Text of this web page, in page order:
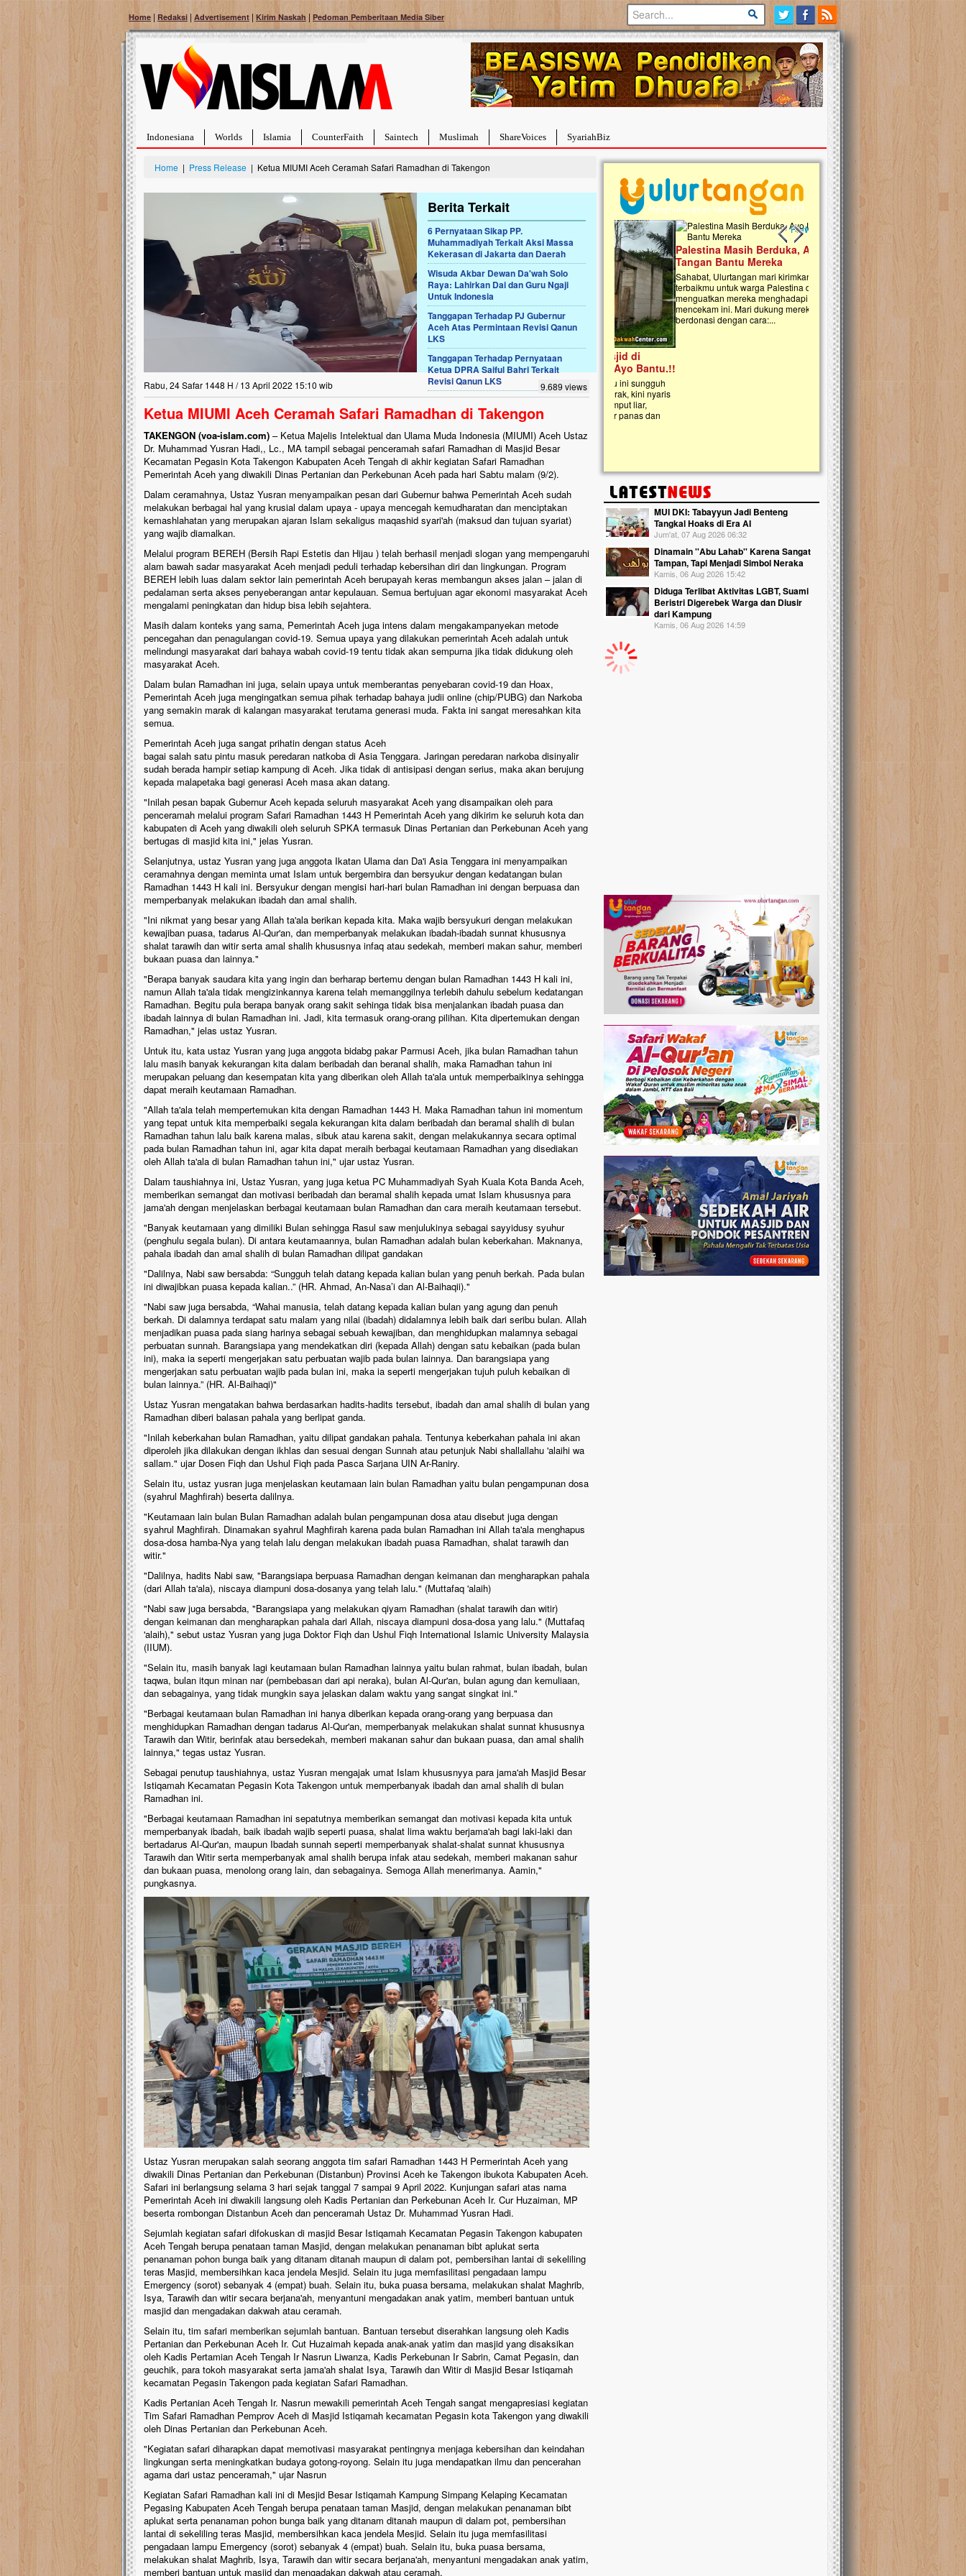
Home | Redaksi | Advertisement | Kirim Naskah | Pedoman Pemberitaan Media Siber
Indonesiana Worlds Islamia CounterFaith Saintech Muslimah ShareVoices SyariahBiz
Home | Press Release | Ketua MIUMI Aceh Ceramah Safari Ramadhan di Takengon
Berita Terkait
6 Pernyataan Sikap PP.
Muhammadiyah Terkait Aksi Massa
Kekerasan di Jakarta dan Daerah
Wisuda Akbar Dewan Da'wah Solo
Raya: Lahirkan Dai dan Guru Ngaji
Untuk Indonesia
Tanggapan Terhadap PJ Gubernur
Aceh Atas Permintaan Revisi Qanun
LKS
Tanggapan Terhadap Pernyataan
Ketua DPRA Saiful Bahri Terkait
Revisi Qanun LKS
Rabu, 24 Safar 1448 H / 13 April 2022 15:10 wib 9.689 views
Ketua MIUMI Aceh Ceramah Safari Ramadhan di Takengon
TAKENGON (voa-islam.com) – Ketua Majelis Intelektual dan Ulama Muda Indonesia (MIUMI) Aceh Ustaz
Dr. Muhammad Yusran Hadi,, Lc., MA tampil sebagai penceramah safari Ramadhan di Masjid Besar
Kecamatan Pegasin Kota Takengon Kabupaten Aceh Tengah di akhir kegiatan Safari Ramadhan
Pemerintah Aceh yang diwakili Dinas Pertanian dan Perkebunan Aceh pada hari Sabtu malam (9/2).
Dalam ceramahnya, Ustaz Yusran menyampaikan pesan dari Gubernur bahwa Pemerintah Aceh sudah
melakukan berbagai hal yang krusial dalam upaya - upaya mencegah kemudharatan dan menciptakan
kemashlahatan yang merupakan ajaran Islam sekaligus maqashid syari'ah (maksud dan tujuan syariat)
yang wajib diamalkan.
Melalui program BEREH (Bersih Rapi Estetis dan Hijau ) telah berhasil menjadi slogan yang mempengaruhi
alam bawah sadar masyarakat Aceh menjadi peduli terhadap kebersihan diri dan lingkungan. Program
BEREH lebih luas dalam sektor lain pemerintah Aceh berupayah keras membangun akses jalan – jalan di
pedalaman serta akses penyeberangan antar kepulauan. Semua bertujuan agar ekonomi masyarakat Aceh
mengalami peningkatan dan hidup bisa lebih sejahtera.
Masih dalam konteks yang sama, Pemerintah Aceh juga intens dalam mengakampanyekan metode
pencegahan dan penagulangan covid-19. Semua upaya yang dilakukan pemerintah Aceh adalah untuk
melindungi masyarakat dari bahaya wabah covid-19 tentu tidak akan sempurna jika tidak didukung oleh
masyarakat Aceh.
Dalam bulan Ramadhan ini juga, selain upaya untuk memberantas penyebaran covid-19 dan Hoax,
Pemerintah Aceh juga mengingatkan semua pihak terhadap bahaya judii online (chip/PUBG) dan Narkoba
yang semakin marak di kalangan masyarakat terutama generasi muda. Fakta ini sangat meresahkan kita
semua.
Pemerintah Aceh juga sangat prihatin dengan status Aceh
bagai salah satu pintu masuk peredaran natkoba di Asia Tenggara. Jaringan peredaran narkoba disinyalir
sudah berada hampir setiap kampung di Aceh. Jika tidak di antisipasi dengan serius, maka akan berujung
kepada malapetaka bagi generasi Aceh masa akan datang.
"Inilah pesan bapak Gubernur Aceh kepada seluruh masyarakat Aceh yang disampaikan oleh para
penceramah melalui program Safari Ramadhan 1443 H Pemerintah Aceh yang dikirim ke seluruh kota dan
kabupaten di Aceh yang diwakili oleh seluruh SPKA termasuk Dinas Pertanian dan Perkebunan Aceh yang
bertugas di masjid kita ini," jelas Yusran.
Selanjutnya, ustaz Yusran yang juga anggota Ikatan Ulama dan Da'i Asia Tenggara ini menyampaikan
ceramahnya dengan meminta umat Islam untuk bergembira dan bersyukur dengan kedatangan bulan
Ramadhan 1443 H kali ini. Bersyukur dengan mengisi hari-hari bulan Ramadhan ini dengan berpuasa dan
memperbanyak melakukan ibadah dan amal shalih.
"Ini nikmat yang besar yang Allah ta'ala berikan kepada kita. Maka wajib bersyukuri dengan melakukan
kewajiban puasa, tadarus Al-Qur'an, dan memperbanyak melakukan ibadah-ibadah sunnat khususnya
shalat tarawih dan witir serta amal shalih khususnya infaq atau sedekah, memberi makan sahur, memberi
bukaan puasa dan lainnya."
"Berapa banyak saudara kita yang ingin dan berharap bertemu dengan bulan Ramadhan 1443 H kali ini,
namun Allah ta'ala tidak mengizinkannya karena telah memanggilnya terlebih dahulu sebelum kedatangan
Ramadhan. Begitu pula berapa banyak orang sakit sehinga tidak bisa menjalankan ibadah puasa dan
ibadah lainnya di bulan Ramadhan ini. Jadi, kita termasuk orang-orang pilihan. Kita dipertemukan dengan
Ramadhan," jelas ustaz Yusran.
Untuk itu, kata ustaz Yusran yang juga anggota bidabg pakar Parmusi Aceh, jika bulan Ramadhan tahun
lalu masih banyak kekurangan kita dalam beribadah dan beranal shalih, maka Ramadhan tahun ini
merupakan peluang dan kesempatan kita yang diberikan oleh Allah ta'ala untuk memperbaikinya sehingga
dapat meraih keutamaan Ramadhan.
"Allah ta'ala telah mempertemukan kita dengan Ramadhan 1443 H. Maka Ramadhan tahun ini momentum
yang tepat untuk kita memperbaiki segala kekurangan kita dalam beribadah dan beramal shalih di bulan
Ramadhan tahun lalu baik karena malas, sibuk atau karena sakit, dengan melakukannya secara optimal
pada bulan Ramadhan tahun ini, agar kita dapat meraih berbagai keutamaan Ramadhan yang disediakan
oleh Allah ta'ala di bulan Ramadhan tahun ini," ujar ustaz Yusran.
Dalam taushiahnya ini, Ustaz Yusran, yang juga ketua PC Muhammadiyah Syah Kuala Kota Banda Aceh,
memberikan semangat dan motivasi beribadah dan beramal shalih kepada umat Islam khususnya para
jama'ah dengan menjelaskan berbagai keutamaan bulan Ramadhan dan cara meraih keutamaan tersebut.
"Banyak keutamaan yang dimiliki Bulan sehingga Rasul saw menjulukinya sebagai sayyidusy syuhur
(penghulu segala bulan). Di antara keutamaannya, bulan Ramadhan adalah bulan keberkahan. Maknanya,
pahala ibadah dan amal shalih di bulan Ramadhan dilipat gandakan
"Dalilnya, Nabi saw bersabda: “Sungguh telah datang kepada kalian bulan yang penuh berkah. Pada bulan
ini diwajibkan puasa kepada kalian..” (HR. Ahmad, An-Nasa’i dan Al-Baihaqii)."
"Nabi saw juga bersabda, “Wahai manusia, telah datang kepada kalian bulan yang agung dan penuh
berkah. Di dalamnya terdapat satu malam yang nilai (ibadah) didalamnya lebih baik dari seribu bulan. Allah
menjadikan puasa pada siang harinya sebagai sebuah kewajiban, dan menghidupkan malamnya sebagai
perbuatan sunnah. Barangsiapa yang mendekatkan diri (kepada Allah) dengan satu kebaikan (pada bulan
ini), maka ia seperti mengerjakan satu perbuatan wajib pada bulan lainnya. Dan barangsiapa yang
mengerjakan satu perbuatan wajib pada bulan ini, maka ia seperti mengerjakan tujuh puluh kebaikan di
bulan lainnya.” (HR. Al-Baihaqi)"
Ustaz Yusran mengatakan bahwa berdasarkan hadits-hadits tersebut, ibadah dan amal shalih di bulan yang
Ramadhan diberi balasan pahala yang berlipat ganda.
"Inilah keberkahan bulan Ramadhan, yaitu dilipat gandakan pahala. Tentunya keberkahan pahala ini akan
diperoleh jika dilakukan dengan ikhlas dan sesuai dengan Sunnah atau petunjuk Nabi shallallahu 'alaihi wa
sallam." ujar Dosen Fiqh dan Ushul Fiqh pada Pasca Sarjana UIN Ar-Raniry.
Selain itu, ustaz yusran juga menjelaskan keutamaan lain bulan Ramadhan yaitu bulan pengampunan dosa
(syahrul Maghfirah) beserta dalilnya.
"Keutamaan lain bulan Bulan Ramadhan adalah bulan pengampunan dosa atau disebut juga dengan
syahrul Maghfirah. Dinamakan syahrul Maghfirah karena pada bulan Ramadhan ini Allah ta'ala menghapus
dosa-dosa hamba-Nya yang telah lalu dengan melakukan ibadah puasa Ramadhan, shalat tarawih dan
witir."
"Dalilnya, hadits Nabi saw, "Barangsiapa berpuasa Ramadhan dengan keimanan dan mengharapkan pahala
(dari Allah ta'ala), niscaya diampuni dosa-dosanya yang telah lalu." (Muttafaq 'alaih)
"Nabi saw juga bersabda, "Barangsiapa yang melakukan qiyam Ramadhan (shalat tarawih dan witir)
dengan keimanan dan mengharapkan pahala dari Allah, niscaya diampuni dosa-dosa yang lalu." (Muttafaq
'alaih)," sebut ustaz Yusran yang juga Doktor Fiqh dan Ushul Fiqh International Islamic University Malaysia
(IIUM).
"Selain itu, masih banyak lagi keutamaan bulan Ramadhan lainnya yaitu bulan rahmat, bulan ibadah, bulan
taqwa, bulan itqun minan nar (pembebasan dari api neraka), bulan Al-Qur'an, bulan agung dan kemuliaan,
dan sebagainya, yang tidak mungkin saya jelaskan dalam waktu yang sangat singkat ini."
"Berbagai keutamaan bulan Ramadhan ini hanya diberikan kepada orang-orang yang berpuasa dan
menghidupkan Ramadhan dengan tadarus Al-Qur'an, memperbanyak melakukan shalat sunnat khususnya
Tarawih dan Witir, berinfak atau bersedekah, memberi makanan sahur dan bukaan puasa, dan amal shalih
lainnya," tegas ustaz Yusran.
Sebagai penutup taushiahnya, ustaz Yusran mengajak umat Islam khususnyya para jama'ah Masjid Besar
Istiqamah Kecamatan Pegasin Kota Takengon untuk memperbanyak ibadah dan amal shalih di bulan
Ramadhan ini.
"Berbagai keutamaan Ramadhan ini sepatutnya memberikan semangat dan motivasi kepada kita untuk
memperbanyak ibadah, baik ibadah wajib seperti puasa, shalat lima waktu berjama'ah bagi laki-laki dan
bertadarus Al-Qur'an, maupun Ibadah sunnah seperti memperbanyak shalat-shalat sunnat khususnya
Tarawih dan Witir serta memperbanyak amal shalih berupa infak atau sedekah, memberi makanan sahur
dan bukaan puasa, menolong orang lain, dan sebagainya. Semoga Allah menerimanya. Aamin,"
pungkasnya.
Ustaz Yusran merupakan salah seorang anggota tim safari Ramadhan 1443 H Permerintah Aceh yang
diwakili Dinas Pertanian dan Perkebunan (Distanbun) Provinsi Aceh ke Takengon ibukota Kabupaten Aceh.
Safari ini berlangsung selama 3 hari sejak tanggal 7 sampai 9 April 2022. Kunjungan safari atas nama
Pemerintah Aceh ini diwakili langsung oleh Kadis Pertanian dan Perkebunan Aceh Ir. Cur Huzaiman, MP
beserta rombongan Distanbun Aceh dan penceramah Ustaz Dr. Muhammad Yusran Hadi.
Sejumlah kegiatan safari difokuskan di masjid Besar Istiqamah Kecamatan Pegasin Takengon kabupaten
Aceh Tengah berupa penataan taman Masjid, dengan melakukan penanaman bibt aplukat serta
penanaman pohon bunga baik yang ditanam ditanah maupun di dalam pot, pembersihan lantai di sekeliling
teras Masjid, membersihkan kaca jendela Mesjid. Selain itu juga memfasilitasi pengadaan lampu
Emergency (sorot) sebanyak 4 (empat) buah. Selain itu, buka puasa bersama, melakukan shalat Maghrib,
Isya, Tarawih dan witir secara berjana'ah, menyantuni mengadakan anak yatim, memberi bantuan untuk
masjid dan mengadakan dakwah atau ceramah.
Selain itu, tim safari memberikan sejumlah bantuan. Bantuan tersebut diserahkan langsung oleh Kadis
Pertanian dan Perkebunan Aceh Ir. Cut Huzaimah kepada anak-anak yatim dan masjid yang disaksikan
oleh Kadis Pertamian Aceh Tengah Ir Nasrun Liwanza, Kadis Perkebunan Ir Sabrin, Camat Pegasin, dan
geuchik, para tokoh masyarakat serta jama'ah shalat Isya, Tarawih dan Witir di Masjid Besar Istiqamah
kecamatan Pegasin Takengon pada kegiatan Safari Ramadhan.
Kadis Pertanian Aceh Tengah Ir. Nasrun mewakili pemerintah Aceh Tengah sangat mengapresiasi kegiatan
Tim Safari Ramadhan Pemprov Aceh di Masjid Istiqamah kecamatan Pegasin kota Takengon yang diwakili
oleh Dinas Pertanian dan Perkebunan Aceh.
"Kegiatan safari diharapkan dapat memotivasi masyarakat pentingnya menjaga kebersihan dan keindahan
lingkungan serta meningkatkan budaya gotong-royong. Selain itu juga mendapatkan ilmu dan pencerahan
agama dari ustaz penceramah," ujar Nasrun
Kegiatan Safari Ramadhan kali ini di Mesjid Besar Istiqamah Kampung Simpang Kelaping Kecamatan
Pegasing Kabupaten Aceh Tengah berupa penataan taman Masjid, dengan melakukan penanaman bibt
aplukat serta penanaman pohon bunga baik yang ditanam ditanah maupun di dalam pot, pembersihan
lantai di sekeliling teras Masjid, membersihkan kaca jendela Mesjid. Selain itu juga memfasilitasi
pengadaan lampu Emergency (sorot) sebanyak 4 (empat) buah. Selain itu, buka puasa bersama,
melakukan shalat Maghrib, Isya, Tarawih dan witir secara berjana'ah, menyantuni mengadakan anak yatim,
memberi bantuan untuk masjid dan mengadakan dakwah atau ceramah.
Previous slide
Next slide
Bantu Naura, Balita Hebat Sembuh Dari
Tumor Pembuluh Darah
Hidup Naura Salsabila dipenuhi dengan
rintangan yang sangat berat. Meskipun baru
berusia sepuluh bulan, bayi yang imut ini harus
menghadapi penyakit yang dahsyat, yaitu tumor
pembuluh darah berukuran...
Lima Tahun Mangkrak, Masjid di
Pelosok ini Mengenaskan. Ayo Bantu.!!
Nasib masjid di Kampung Cilumbu ini sungguh
mengenaskan. Lima tahun mangkrak, kini nyaris
berlumut, dan menghitam terpapar panas dan
Palestina Masih Berduka, Ayo Ulurkan
Tangan Bantu Mereka
Sahabat, Ulurtangan mari kirimkan dukungan
terbaikmu untuk warga Palestina di Gaza demi
menguatkan mereka menghadapi situasi
mencekam ini. Mari dukung mereka dengan
berdonasi dengan cara:...
Open Donasi Wakaf
Rumah Qur'an & TK Islam
Najjah di Jonggol
Saat ini, Ulurtangan bersama Yayasan
Najjahtul Islam Jonggol sedang merintis
pembangunan Rumah Qur’an dan
kanak Islam Terpadu (TKIT) An Najjah
Gedung Majelis Taklim di Jonggol,...
MUI DKI: Tabayyun Jadi Benteng
Tangkal Hoaks di Era AI
Jum'at, 07 Aug 2026 06:32
Dinamain ''Abu Lahab'' Karena Sangat
Tampan, Tapi Menjadi Simbol Neraka
Kamis, 06 Aug 2026 15:42
Diduga Terlibat Aktivitas LGBT, Suami
Beristri Digerebek Warga dan Diusir
dari Kampung
Kamis, 06 Aug 2026 14:59